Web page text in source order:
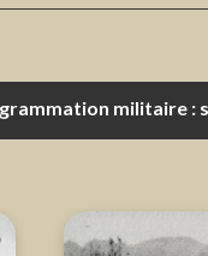
: une liaison qui